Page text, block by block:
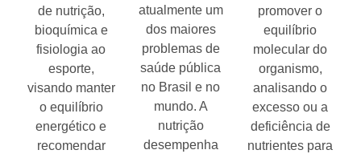
de nutrição,
bioquímica e
fisiologia ao
esporte,
visando manter
o equilíbrio
energético e
recomendar
atualmente um
dos maiores
problemas de
saúde pública
no Brasil e no
mundo. A
nutrição
desempenha
promover o
equilíbrio
molecular do
organismo,
analisando o
excesso ou a
deficiência de
nutrientes para